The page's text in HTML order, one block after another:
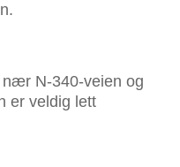
N-340-veien og
er veldig lett